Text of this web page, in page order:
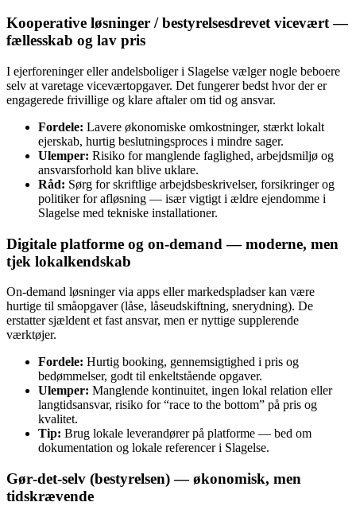
Kooperative løsninger / bestyrelsesdrevet vicevært —
fællesskab og lav pris
I ejerforeninger eller andelsboliger i Slagelse vælger nogle beboere
selv at varetage viceværtopgaver. Det fungerer bedst hvor der er
engagerede frivillige og klare aftaler om tid og ansvar.
Fordele: Lavere økonomiske omkostninger, stærkt lokalt
ejerskab, hurtig beslutningsproces i mindre sager.
Ulemper: Risiko for manglende faglighed, arbejdsmiljø og
ansvarsforhold kan blive uklare.
Råd: Sørg for skriftlige arbejdsbeskrivelser, forsikringer og
politiker for afløsning — især vigtigt i ældre ejendomme i
Slagelse med tekniske installationer.
Digitale platforme og on‑demand — moderne, men
tjek lokalkendskab
On‑demand løsninger via apps eller markedspladser kan være
hurtige til småopgaver (låse, låseudskiftning, snerydning). De
erstatter sjældent et fast ansvar, men er nyttige supplerende
værktøjer.
Fordele: Hurtig booking, gennemsigtighed i pris og
bedømmelser, godt til enkeltstående opgaver.
Ulemper: Manglende kontinuitet, ingen lokal relation eller
langtidsansvar, risiko for “race to the bottom” på pris og
kvalitet.
Tip: Brug lokale leverandører på platforme — bed om
dokumentation og lokale referencer i Slagelse.
Gør‑det‑selv (bestyrelsen) — økonomisk, men
tidskrævende